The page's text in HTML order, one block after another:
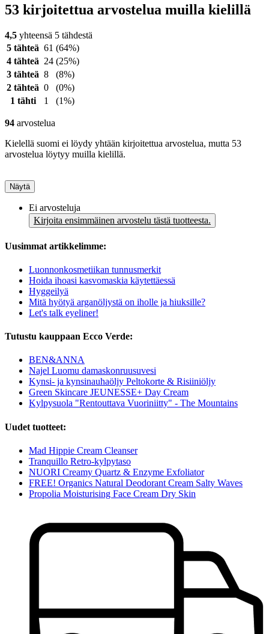
53 kirjoitettua arvostelua muilla kielillä
4,5 yhteensä 5 tähdestä
5 tähteä 61 (64%)
4 tähteä 24 (25%)
3 tähteä 8
(8%)
2 tähteä 0
(0%)
1 tähti
1 (1%)
94 arvostelua
Kielellä suomi ei löydy yhtään kirjoitettua arvostelua, mutta 53
arvostelua löytyy muilla kielillä.
Näytä
Ei arvosteluja
Kirjoita ensimmäinen arvostelu tästä tuotteesta.
Uusimmat artikkelimme:
Luonnonkosmetiikan tunnusmerkit
Hoida ihoasi kasvomaskia käytettäessä
Hyggeilyä
Mitä hyötyä arganöljystä on iholle ja hiuksille?
Let's talk eyeliner!
Tutustu kauppaan Ecco Verde:
BEN&ANNA
Najel Luomu damaskonruusuvesi
Kynsi- ja kynsinauhaöljy Peltokorte & Risiiniöljy
Green Skincare JEUNESSE+ Day Cream
Kylpysuola "Rentouttava Vuoriniitty" - The Mountains
Uudet tuotteet:
Mad Hippie Cream Cleanser
Tranquillo Retro-kylpytaso
NUORI Creamy Quartz & Enzyme Exfoliator
FREE! Organics Natural Deodorant Cream Salty Waves
Propolia Moisturising Face Cream Dry Skin